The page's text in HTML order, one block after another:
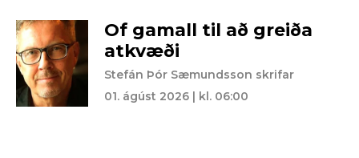
Of gamall til að greiða
atkvæði
Stefán Þór Sæmundsson skrifar
01. ágúst 2026 | kl. 06:00